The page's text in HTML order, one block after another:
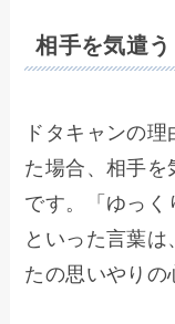
相手を気遣う
ドタキャンの
た場合、相手を
です。「ゆっく
といった言葉
たの思いやりの